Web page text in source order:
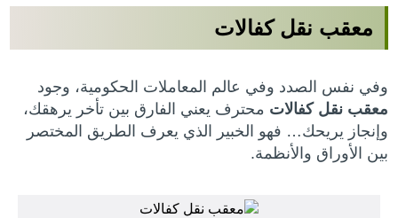
معقب نقل كفالات
وفي نفس الصدد وفي عالم المعاملات الحكومية، وجود
معقب نقل كفالات محترف يعني الفارق بين تأخر يرهقك،
وإنجاز يريحك… فهو الخبير الذي يعرف الطريق المختصر
بين الأوراق والأنظمة.